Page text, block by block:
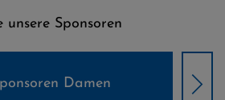
Sponsoren
Damen